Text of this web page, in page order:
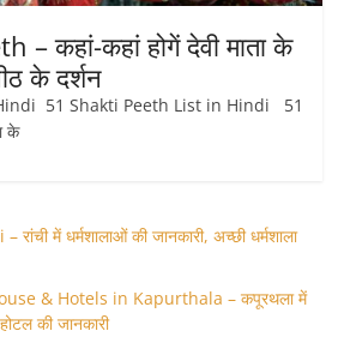
– कहां-कहां होगें देवी माता के
के दर्शन
51 Shakti Peeth List in Hindi 51
के
में धर्मशालाओं की जानकारी, अच्छी धर्मशाला
& Hotels in Kapurthala – कपूरथला में
की जानकारी